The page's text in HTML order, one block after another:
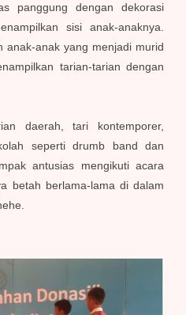
panggung dengan dekorasi
sisi anak-anaknya.
anak-anak yang menjadi murid
tarian-tarian dengan
daerah, tari kontemporer,
seperti drumb band dan
antusias mengikuti acara
betah berlama-lama di dalam